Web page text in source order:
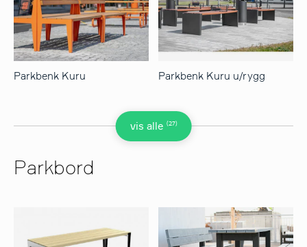
vis alle (27)
Parkbenk Kuru Parkbenk Kuru u/rygg
Parkbord